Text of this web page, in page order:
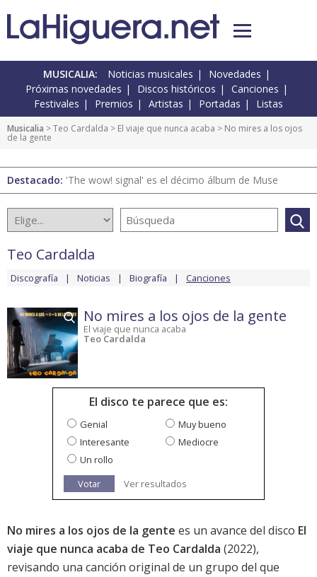
MUSICALIA: Noticias musicales
Novedades
Próximas novedades
Discos históricos
Canciones
Festivales
Premios Artistas Portadas Listas
Musicalia >Teo Cardalda > El viaje que nunca acaba > No mires a los ojos
de la gente
Destacado: 'The wow! signal' es el décimo álbum de Muse
Teo Cardalda
Discografía Noticias Biografía Canciones
No mires a los ojos de la gente
El viaje que nunca acaba
Teo Cardalda
El disco te parece que es:
Genial
Muy bueno
Interesante
Mediocre
Un rollo
Votar
Ver resultados
No mires a los ojos de la gente es un avance del disco El
viaje que nunca acaba de Teo Cardalda (2022),
revisando una canción original de un grupo del que